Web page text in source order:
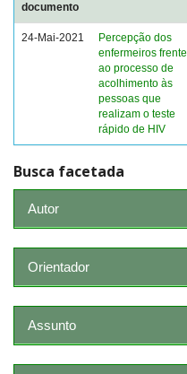
documento
24-Mai-2021
Percepção dos
enfermeiros frente
ao processo de
acolhimento às
pessoas que
realizam o teste
rápido de HIV
Busca facetada
Autor
Orientador
Assunto